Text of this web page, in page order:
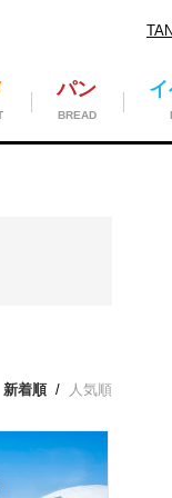
パン
BREAD
新着順 人気順